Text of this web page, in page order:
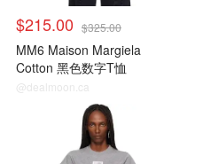
$215.00 $325.00
MM6 Maison Margiela
Cotton 黑色数字T恤
@dealmoon.ca